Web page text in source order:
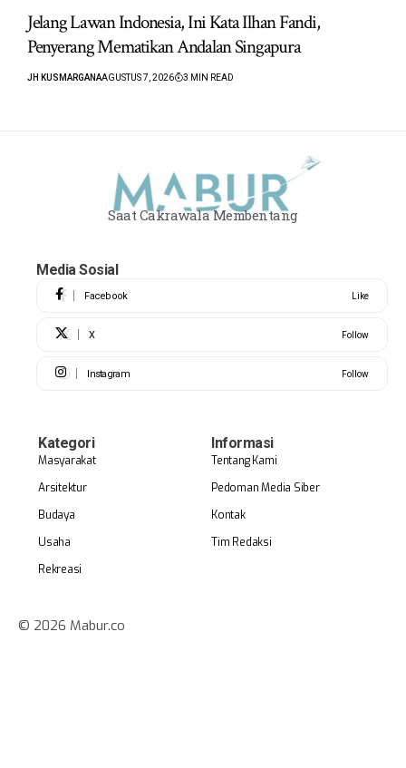
Jelang Lawan Indonesia, Ini Kata Ilhan Fandi,
Penyerang Mematikan Andalan Singapura
JH KUSMARGANAAGUSTUS 7, 2026 3 MIN READ
Saat Cakrawala Membentang
Media Sosial
Facebook Like
X Follow
Instagram Follow
Kategori
Masyarakat
Arsitektur
Budaya
Usaha
Rekreasi
Informasi
Tentang Kami
Pedoman Media Siber
Kontak
Tim Redaksi
© 2026 Mabur.co